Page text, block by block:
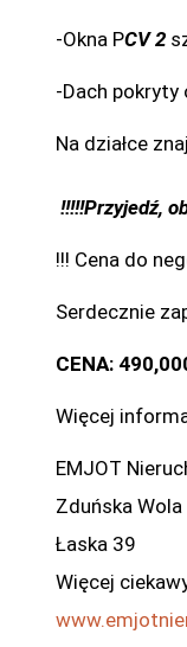
-Okna PCV 2
-Dach pokryty
Na działce
!!!!!Przyjedź,
!!! Cena do
Serdecznie
CENA:
Więcej
EMJOT
Zduńska Wola
Łaska 39
Więcej